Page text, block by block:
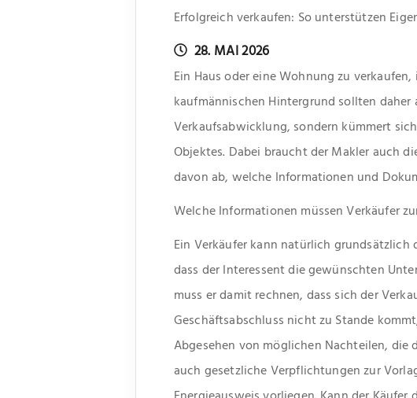
Erfolgreich verkaufen: So unterstützen
28. MAI 2026
Ein Haus oder eine Wohnung zu
kaufmännischen Hintergrund sollten
Verkaufsabwicklung, sondern kümmert
Objektes. Dabei braucht der Makler auch
davon ab, welche Informationen und
Welche Informationen müssen Verkäufer
Ein Verkäufer kann natürlich
dass der Interessent die gewünschten
muss er damit rechnen, dass sich der
Geschäftsabschluss nicht zu Stande
Abgesehen von möglichen Nachteilen, die
auch gesetzliche Verpflichtungen zur